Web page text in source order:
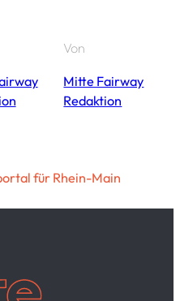
Von
Mitte Fairway
Redaktion
für Rhein-Main